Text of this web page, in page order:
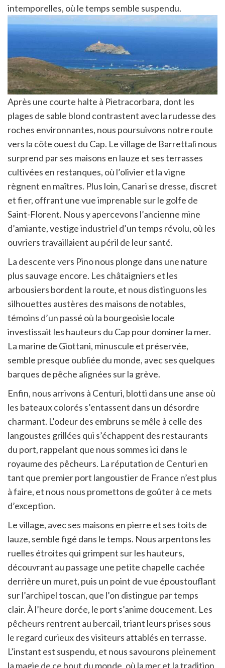
intemporelles, où le temps semble suspendu.
Après une courte halte à Pietracorbara, dont les
plages de sable blond contrastent avec la rudesse des
roches environnantes, nous poursuivons notre route
vers la côte ouest du Cap. Le village de Barrettali nous
surprend par ses maisons en lauze et ses terrasses
cultivées en restanques, où l’olivier et la vigne
règnent en maîtres. Plus loin, Canari se dresse, discret
et fier, offrant une vue imprenable sur le golfe de
Saint-Florent. Nous y apercevons l’ancienne mine
d’amiante, vestige industriel d’un temps révolu, où les
ouvriers travaillaient au péril de leur santé.
La descente vers Pino nous plonge dans une nature
plus sauvage encore. Les châtaigniers et les
arbousiers bordent la route, et nous distinguons les
silhouettes austères des maisons de notables,
témoins d’un passé où la bourgeoisie locale
investissait les hauteurs du Cap pour dominer la mer.
La marine de Giottani, minuscule et préservée,
semble presque oubliée du monde, avec ses quelques
barques de pêche alignées sur la grève.
Enfin, nous arrivons à Centuri, blotti dans une anse où
les bateaux colorés s’entassent dans un désordre
charmant. L’odeur des embruns se mêle à celle des
langoustes grillées qui s’échappent des restaurants
du port, rappelant que nous sommes ici dans le
royaume des pêcheurs. La réputation de Centuri en
tant que premier port langoustier de France n’est plus
à faire, et nous nous promettons de goûter à ce mets
d’exception.
Le village, avec ses maisons en pierre et ses toits de
lauze, semble figé dans le temps. Nous arpentons les
ruelles étroites qui grimpent sur les hauteurs,
découvrant au passage une petite chapelle cachée
derrière un muret, puis un point de vue époustouflant
sur l’archipel toscan, que l’on distingue par temps
clair. À l’heure dorée, le port s’anime doucement. Les
pêcheurs rentrent au bercail, triant leurs prises sous
le regard curieux des visiteurs attablés en terrasse.
L’instant est suspendu, et nous savourons pleinement
la magie de ce bout du monde, où la mer et la tradition